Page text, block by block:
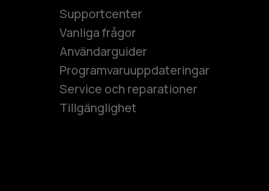
Supportcenter
Vanliga frågor
Användarguider
Programvaruuppdateringar
Service och reparationer
Tillgänglighet